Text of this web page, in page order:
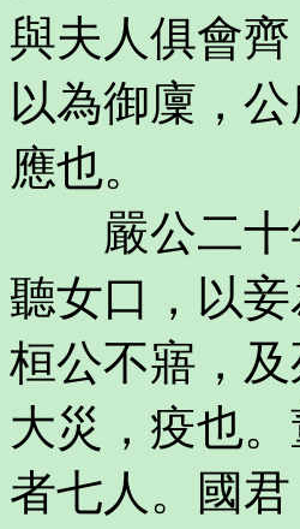
與夫人俱會
以為御廩，
應也。
嚴公二十
聽女口，以
桓公不寤，
大災，疫也
者七人。國